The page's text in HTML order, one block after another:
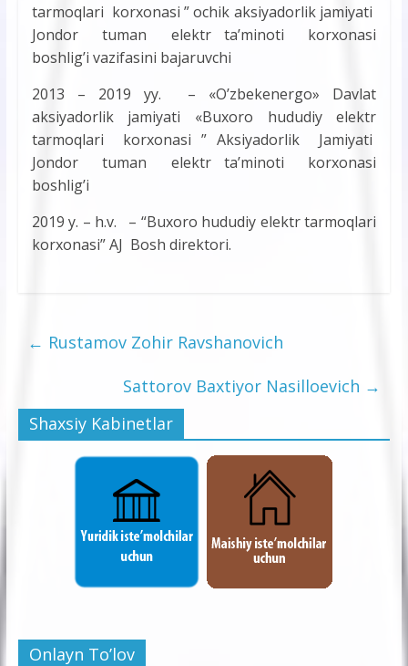
tarmoqlari korxonasi ” ochik aksiyadorlik jamiyati
Jondor tuman elektr ta’minoti korxonasi
boshlig’i vazifasini bajaruvchi
2013 – 2019 yy. – «O’zbekenergo» Davlat
aksiyadorlik jamiyati «Buxoro hududiy elektr
tarmoqlari korxonasi ” Aksiyadorlik Jamiyati
Jondor tuman elektr ta’minoti korxonasi
boshlig’i
2019 y. – h.v. – “Buxoro hududiy elektr tarmoqlari
korxonasi” AJ Bosh direktori.
← Rustamov Zohir Ravshanovich
Sattorov Baxtiyor Nasilloevich →
Shaxsiy Kabinetlar
Onlayn To’lov